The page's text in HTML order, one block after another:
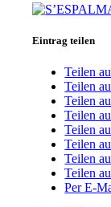
Eintrag teilen
Teilen
Teilen
Teilen
Teilen
Teilen
Teilen
Teilen
Teilen
Per E-